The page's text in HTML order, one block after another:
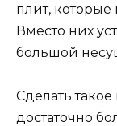
плит,
Вместо них
большой
Сделать
достаточно